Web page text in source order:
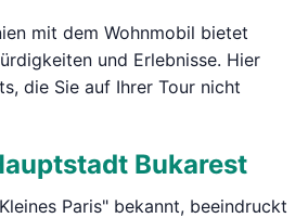
mit dem Wohnmobil bietet
und Erlebnisse. Hier
die Sie auf Ihrer Tour nicht
Bukarest
Paris" bekannt, beeindruckt